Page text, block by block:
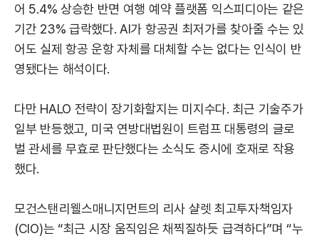
어 5.4% 상승한 반면 여행 예약 플랫폼 익스피디아는 같은
기간 23% 급락했다. AI가 항공권 최저가를 찾아줄 수는 있
어도 실제 항공 운항 자체를 대체할 수는 없다는 인식이 반
영됐다는 해석이다.
다만 HALO 전략이 장기화할지는 미지수다. 최근 기술주가
일부 반등했고, 미국 연방대법원이 트럼프 대통령의 글로
벌 관세를 무효로 판단했다는 소식도 증시에 호재로 작용
했다.
모건스탠리웰스매니지먼트의 리사 샬렛 최고투자책임자
(CIO)는 “최근 시장 움직임은 채찍질하듯 급격하다”며 “누